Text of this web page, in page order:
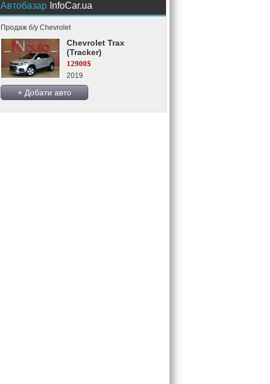
Автобазар InfoCar.ua
Продаж б/у Chevrolet
Chevrolet Trax
(Tracker)
12900$
2019
+ Добати авто